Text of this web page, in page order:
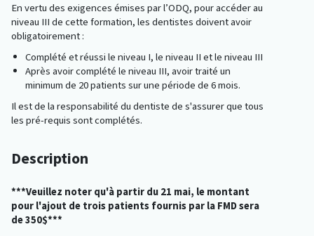
En vertu des exigences émises par l’ODQ, pour accéder au
niveau III de cette formation, les dentistes doivent avoir
obligatoirement :
Complété et réussi le niveau I, le niveau II et le niveau III
Après avoir complété le niveau III, avoir traité un
minimum de 20 patients sur une période de 6 mois.
Il est de la responsabilité du dentiste de s'assurer que tous
les pré-requis sont complétés.
Description
***Veuillez noter qu'à partir du 21 mai, le montant
pour l'ajout de trois patients fournis par la FMD sera
de 350$***